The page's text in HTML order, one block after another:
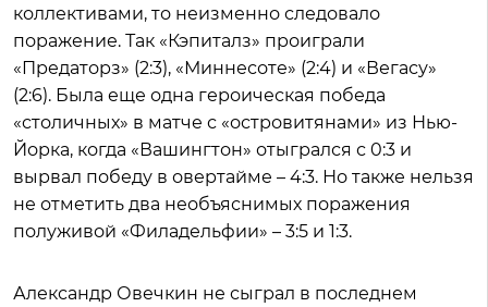
коллективами, то неизменно следовало
поражение. Так «Кэпиталз» проиграли
«Предаторз» (2:3), «Миннесоте» (2:4) и «Вегасу»
(2:6). Была еще одна героическая победа
«столичных» в матче с «островитянами» из Нью-
Йорка, когда «Вашингтон» отыгрался с 0:3 и
вырвал победу в овертайме – 4:3. Но также нельзя
не отметить два необъяснимых поражения
полуживой «Филадельфии» – 3:5 и 1:3.
Александр Овечкин не сыграл в последнем